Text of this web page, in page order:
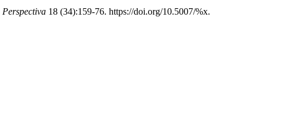
Perspectiva 18 (34):159-76. https://doi.org/10.5007/%x.